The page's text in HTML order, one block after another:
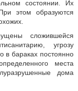
состоянии. Их
этом образуются
сложившейся
угрозу
в бараках постоянно
места
дома